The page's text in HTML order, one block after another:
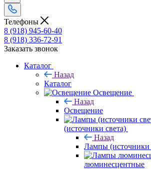
Телефоны
8 (918) 945-60-40
8 (918) 336-72-91
Заказать звонок
Каталог
Назад
Каталог
Освещение
Назад
Освещение
(источники света)
Назад
Лампы (источники
люминесцентные